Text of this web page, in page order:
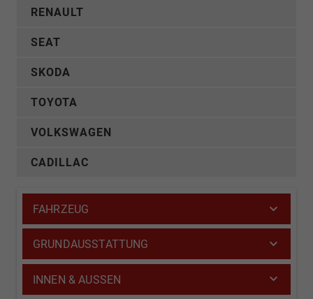
RENAULT
SEAT
SKODA
TOYOTA
VOLKSWAGEN
CADILLAC
FAHRZEUG
GRUNDAUSSTATTUNG
INNEN & AUSSEN